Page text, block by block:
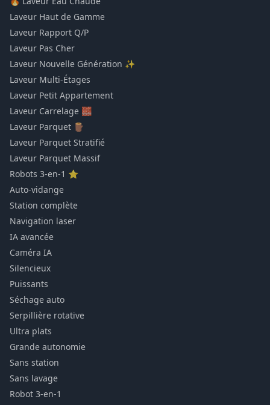
Laveur Haut de Gamme
Laveur Rapport Q/P
Laveur Pas Cher
Laveur Nouvelle Génération ✨
Laveur Multi-Étages
Laveur Petit Appartement
Laveur Carrelage 🧱
Laveur Parquet 🪵
Laveur Parquet Stratifié
Laveur Parquet Massif
Robots 3-en-1 ⭐
Auto-vidange
Station complète
Navigation laser
IA avancée
Caméra IA
Silencieux
Puissants
Séchage auto
Serpillière rotative
Ultra plats
Grande autonomie
Sans station
Sans lavage
Robot 3-en-1